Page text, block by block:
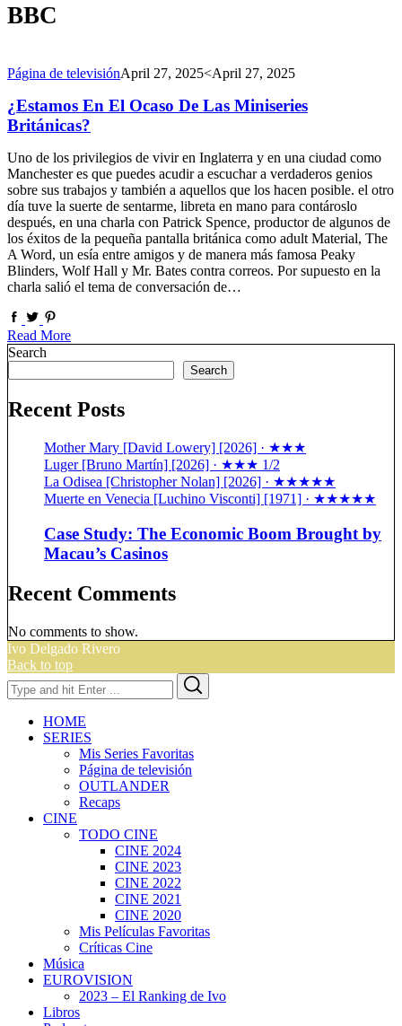
BBC
Página de televisiónApril 27, 2025<April 27, 2025
¿Estamos En El Ocaso De Las Miniseries
Británicas?
Uno de los privilegios de vivir en Inglaterra y en una ciudad como
Manchester es que puedes acudir a escuchar a verdaderos genios
sobre sus trabajos y también a aquellos que los hacen posible. el otro
día tuve la suerte de sentarme, libreta en mano para contároslo
después, en una charla con Patrick Spence, productor de algunos de
los éxitos de la pequeña pantalla británica como adult Material, The
A Word, un esía entre amigos y de manera más famosa Peaky
Blinders, Wolf Hall y Mr. Bates contra correos. Por supuesto en la
charla salió el tema de conversación de…
Read More
Search
Search
Recent Posts
Mother Mary [David Lowery] [2026] · ★★★
Luger [Bruno Martín] [2026] · ★★★ 1/2
La Odisea [Christopher Nolan] [2026] · ★★★★★
Muerte en Venecia [Luchino Visconti] [1971] · ★★★★★
Case Study: The Economic Boom Brought by
Macau’s Casinos
Recent Comments
No comments to show.
Ivo Delgado Rivero
Back to top
Search
for:
HOME
SERIES
Mis Series Favoritas
Página de televisión
OUTLANDER
Recaps
CINE
TODO CINE
CINE 2024
CINE 2023
CINE 2022
CINE 2021
CINE 2020
Mis Películas Favoritas
Críticas Cine
Música
EUROVISION
2023 – El Ranking de Ivo
Libros